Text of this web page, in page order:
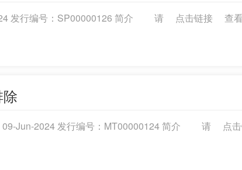
发行编号：SP00000126 简介 请 点击链接 查
：09-Jun-2024 发行编号：MT00000124 简介 请 点